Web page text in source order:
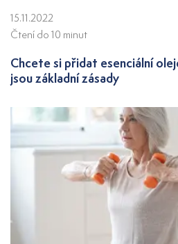
15.11.2022
Čtení do 10 minut
Chcete si přidat esenciální
jsou základní zásady